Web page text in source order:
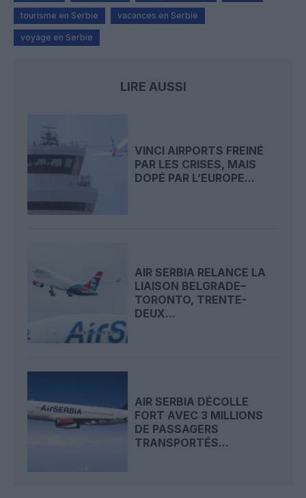
tourisme en Serbie vacances en Serbie
voyage en Serbie
LIRE AUSSI
VINCI AIRPORTS FREINÉ
PAR LES CRISES, MAIS
DOPÉ PAR L’EUROPE...
AIR SERBIA RELANCE LA
LIAISON BELGRADE–
TORONTO, TRENTE-
DEUX...
AIR SERBIA DÉCOLLE
FORT AVEC 3 MILLIONS
DE PASSAGERS
TRANSPORTÉS...